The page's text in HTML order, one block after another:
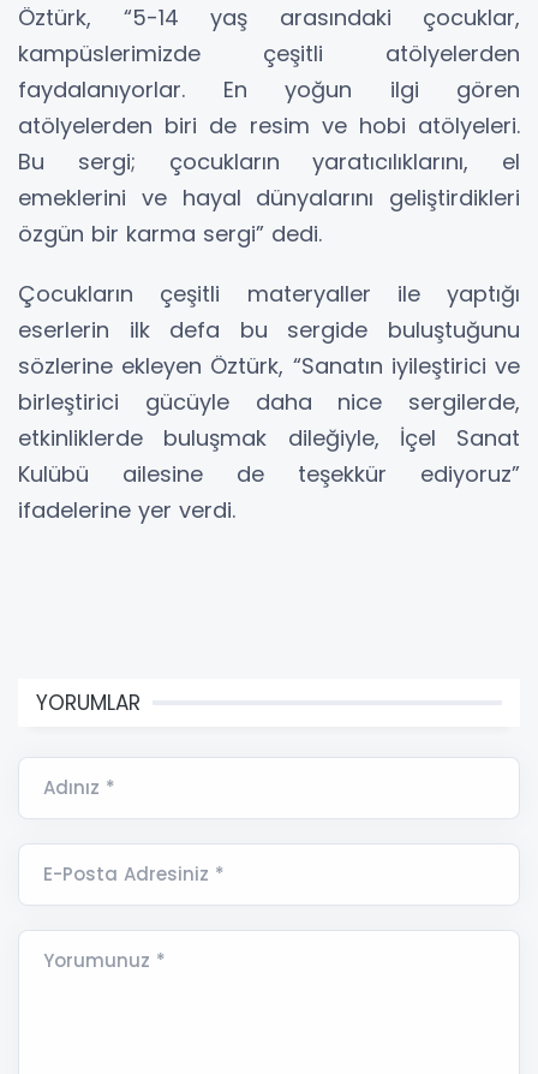
Öztürk, “5-14 yaş arasındaki çocuklar,
kampüslerimizde çeşitli atölyelerden
faydalanıyorlar. En yoğun ilgi gören
atölyelerden biri de resim ve hobi atölyeleri.
Bu sergi; çocukların yaratıcılıklarını, el
emeklerini ve hayal dünyalarını geliştirdikleri
özgün bir karma sergi” dedi.
Çocukların çeşitli materyaller ile yaptığı
eserlerin ilk defa bu sergide buluştuğunu
sözlerine ekleyen Öztürk, “Sanatın iyileştirici ve
birleştirici gücüyle daha nice sergilerde,
etkinliklerde buluşmak dileğiyle, İçel Sanat
Kulübü ailesine de teşekkür ediyoruz”
ifadelerine yer verdi.
YORUMLAR
Adınız *
E-Posta Adresiniz *
Yorumunuz *